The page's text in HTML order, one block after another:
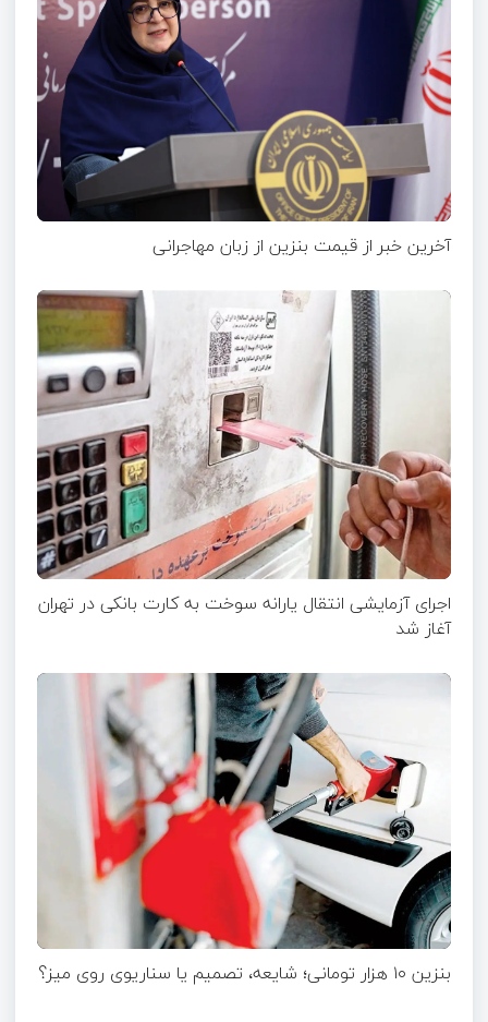
آخرین خبر از قیمت بنزین از زبان مهاجرانی
اجرای آزمایشی انتقال یارانه سوخت به کارت بانکی در تهران
آغاز شد
بنزین ۱۰ هزار تومانی؛ شایعه، تصمیم یا سناریوی روی میز؟